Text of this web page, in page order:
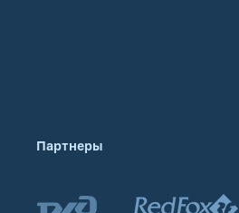
Партнеры